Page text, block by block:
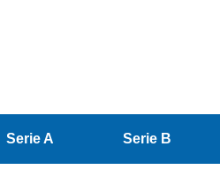
Serie A Serie B